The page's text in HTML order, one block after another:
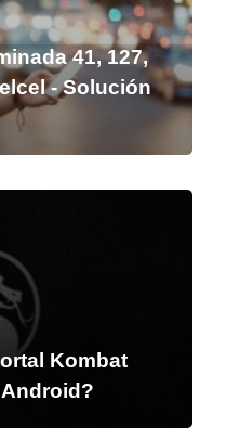
41, 127,
- Solución
Kombat